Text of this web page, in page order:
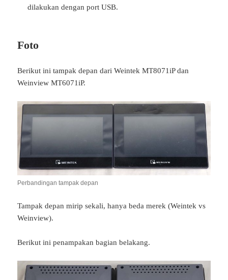
dilakukan dengan port USB.
Foto
Berikut ini tampak depan dari Weintek MT8071iP dan
Weinview MT6071iP.
Perbandingan tampak depan
Tampak depan mirip sekali, hanya beda merek (Weintek vs
Weinview).
Berikut ini penampakan bagian belakang.